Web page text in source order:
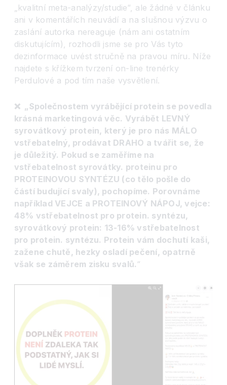
„kvalitní meta-analýzy/studie“, ale žádné v článku
ani v komentářích neuvádí a na slušnou výzvu o
zaslání autorka nereaguje (nám ani ostatním
diskutujícím), rozhodli jsme se pro Vás tyto
dezinformace uvést stručně na pravou míru. Níže
najdete s křížkem tvrzení on-line trenérky
Perdulové a pod tím naše vysvětlení.
❌ „Společnostem vyrábějící protein se povedla
krásná marketingová věc. Vyrábět LEVNÝ
syrovátkový protein, který je pro nás MÁLO
vstřebatelný, prodávat DRAHO a tvářit se, že
je důležitý. Pokud se zaměříme na
vstřebatelnost syrovátky. proteinu pro
PROTEINOVOU SYNTÉZU (co tělo pošle do
částí budující svaly), pochopíme. Porovnáme
například VEJCE a PROTEINOVÝ NÁPOJ, vejce:
48% vstřebatelnost pro protein. syntézu,
syrovátkový protein: 13-16% vstřebatelnost
pro protein. syntézu. Protein vám dochutí kaši,
zažene chutě, hezky osladí pečení, opatrně
však se záměrem zisku svalů.“